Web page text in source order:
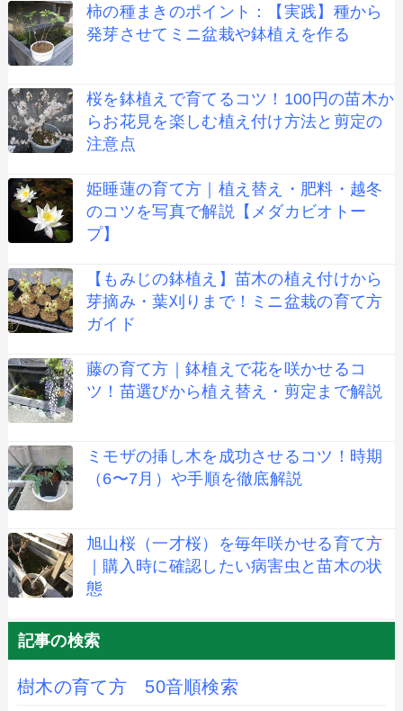
柿の種まきのポイント：【実践】種から
発芽させてミニ盆栽や鉢植えを作る
桜を鉢植えで育てるコツ！100円の苗木か
らお花見を楽しむ植え付け方法と剪定の
注意点
姫睡蓮の育て方｜植え替え・肥料・越冬
のコツを写真で解説【メダカビオトー
プ】
【もみじの鉢植え】苗木の植え付けから
芽摘み・葉刈りまで！ミニ盆栽の育て方
ガイド
藤の育て方｜鉢植えで花を咲かせるコ
ツ！苗選びから植え替え・剪定まで解説
ミモザの挿し木を成功させるコツ！時期
（6〜7月）や手順を徹底解説
旭山桜（一才桜）を毎年咲かせる育て方
｜購入時に確認したい病害虫と苗木の状
態
記事の検索
樹木の育て方 50音順検索